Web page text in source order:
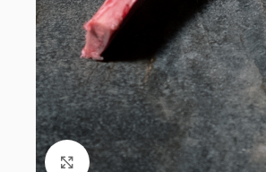
Click to enlarge